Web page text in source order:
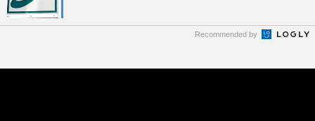
Recommended by